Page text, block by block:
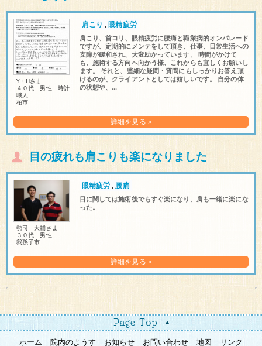
Y・Hさま
４０代 男性 時計
職人
柏市
肩こり ,眼精疲労
肩こり、首コリ、眼精疲労に腰痛と職業病的オンパレード
ですが、定期的にメンテをして頂き、仕事、日常生活への
支障が緩和され、大変助かっています。 時間がかけて
も、施術する方向へ向かう様、これからも宜しくお願いし
ます。 それと、些細な疑問・質問にもしっかりお答え頂
けるのが、クライアントとしては嬉しいです。 自分の体
の状態や、...
詳細を見る »
目の疲れも肩こりも楽になりました
勢司 大輔さま
３０代 男性
我孫子市
眼精疲労,腰痛
目に関しては施術後でもすぐ楽になり、肩も一緒に楽にな
った。
詳細を見る »
ホーム 院内のようす お知らせ お問い合わせ 地図 リンク